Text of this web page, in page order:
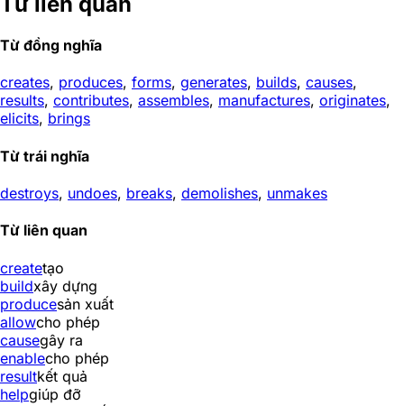
Từ đồng nghĩa
creates, produces, forms, generates, builds, causes,
results, contributes, assembles, manufactures, originates,
elicits, brings
Từ trái nghĩa
destroys, undoes, breaks, demolishes, unmakes
Từ liên quan
createtạo
buildxây dựng
producesản xuất
allowcho phép
causegây ra
enablecho phép
resultkết quả
helpgiúp đỡ